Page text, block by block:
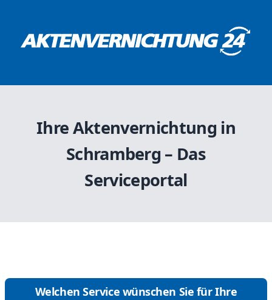
Ihre Aktenvernichtung in
Schramberg – Das
Serviceportal
Welchen Service wünschen Sie für Ihre